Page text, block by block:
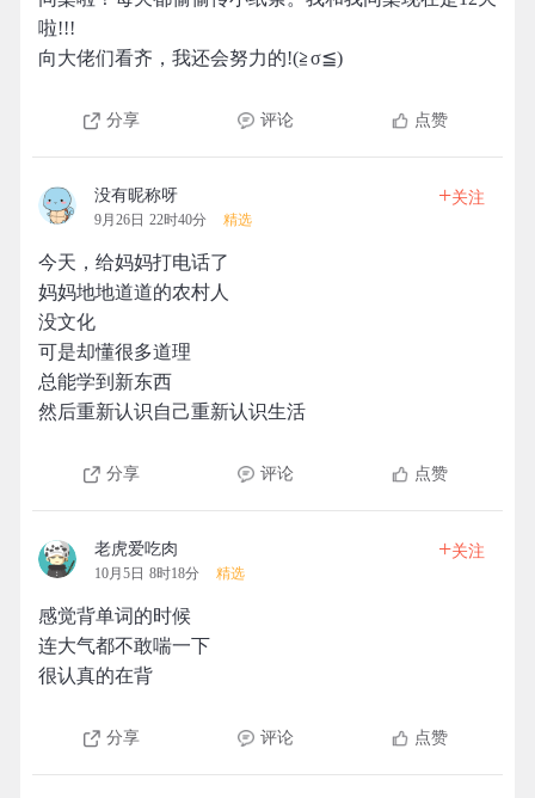
啦!!!
向大佬们看齐，我还会努力的!(≧σ≦)
分享 评论 点赞
没有昵称呀
9月26日 22时40分 精选
+关注
今天，给妈妈打电话了
妈妈地地道道的农村人
没文化
可是却懂很多道理
总能学到新东西
然后重新认识自己重新认识生活
分享 评论 点赞
老虎爱吃肉
10月5日 8时18分 精选
+关注
感觉背单词的时候
连大气都不敢喘一下
很认真的在背
分享 评论 点赞